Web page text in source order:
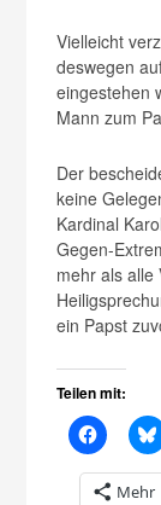
Vielleicht
deswegen
eingestehen
Mann zum
Der
keine
Kardinal
Gegen-
mehr als alle
ein Papst
Teilen mit:
Mehr